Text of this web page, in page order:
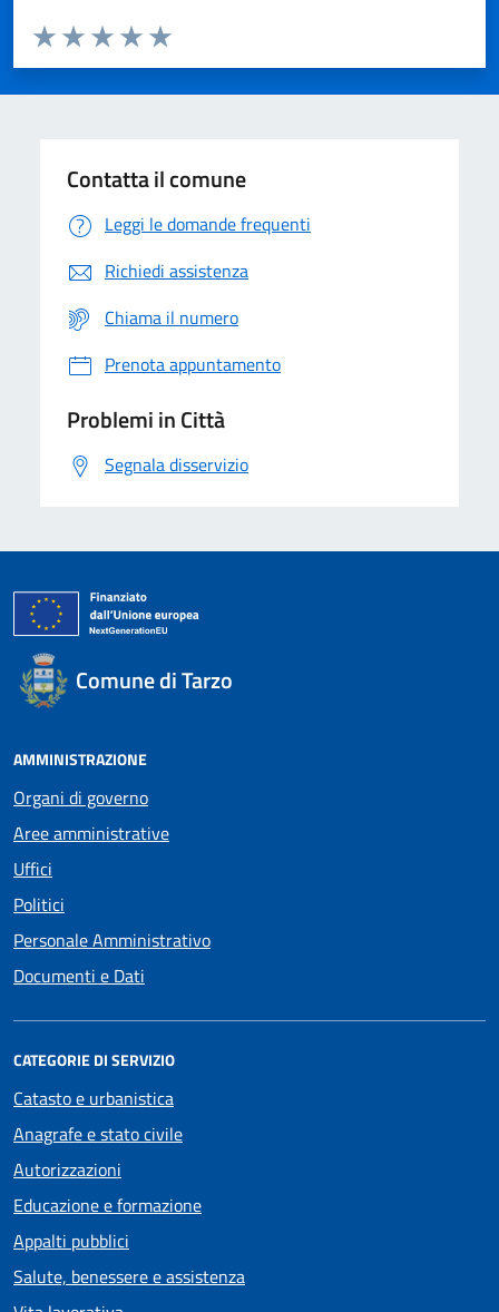
Domanda
Valuta da 1 a 5 stelle la pagina
Valuta 5 stelle su 5
Valuta 4 stelle su 5
Valuta 3 stelle su 5
Valuta 2 stelle su 5
Valuta 1 stelle su 5
Contatta il comune
Leggi le domande frequenti
Richiedi assistenza
Chiama il numero
Prenota appuntamento
Problemi in Città
Segnala disservizio
Comune di Tarzo
AMMINISTRAZIONE
Organi di governo
Aree amministrative
Uffici
Politici
Personale Amministrativo
Documenti e Dati
CATEGORIE DI SERVIZIO
Catasto e urbanistica
Anagrafe e stato civile
Autorizzazioni
Educazione e formazione
Appalti pubblici
Salute, benessere e assistenza